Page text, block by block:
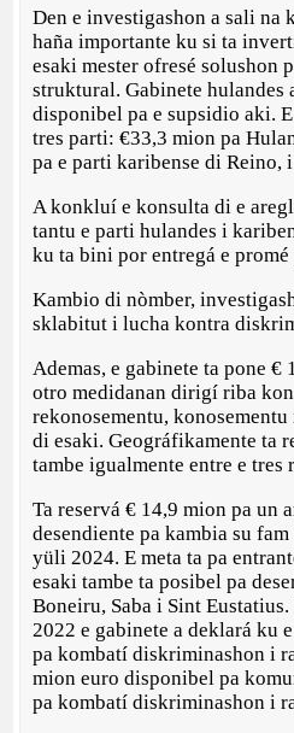
Den e investigashon a sali na
haña importante ku si ta
esaki mester ofresé solushon
struktural. Gabinete hulandes
disponibel pa e supsidio aki.
tres parti: €33,3 mion pa
pa e parti karibense di Reino,
A konkluí e konsulta di e
tantu e parti hulandes i
ku ta bini por entregá e promé
Kambio di nòmber,
sklabitut i lucha kontra
Ademas, e gabinete ta pone
otro medidanan dirigí riba
rekonosementu,
di esaki. Geográfikamente ta
tambe igualmente entre e tres
Ta reservá € 14,9 mion pa un
desendiente pa kambia su
yüli 2024. E meta ta pa
esaki tambe ta posibel pa
Boneiru, Saba i Sint
2022 e gabinete a deklará ku
pa kombatí diskriminashon i
mion euro disponibel pa
pa kombatí diskriminashon i